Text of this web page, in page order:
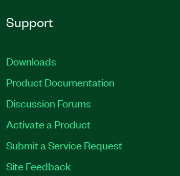
Support
Downloads
Product Documentation
Discussion Forums
Activate a Product
Submit a Service Request
Site Feedback